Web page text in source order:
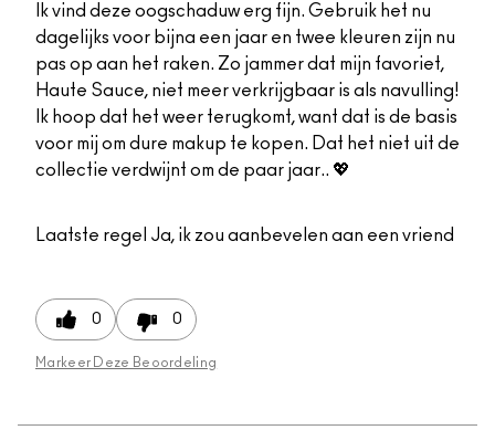
Ik vind deze oogschaduw erg fijn. Gebruik het nu
dagelijks voor bijna een jaar en twee kleuren zijn nu
pas op aan het raken. Zo jammer dat mijn favoriet,
Haute Sauce, niet meer verkrijgbaar is als navulling!
Ik hoop dat het weer terugkomt, want dat is de basis
voor mij om dure makup te kopen. Dat het niet uit de
collectie verdwijnt om de paar jaar.. 💖
Laatste regel Ja, ik zou aanbevelen aan een vriend
0 0
Markeer Deze Beoordeling